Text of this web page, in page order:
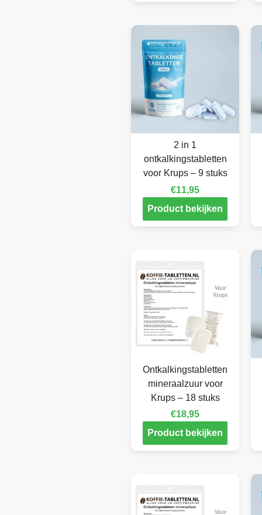
2 in 1
ontkalkingstabletten
voor Krups – 9 stuks
€11,95
Product bekijken
Ontkalkingstabletten
mineraalzuur voor
Krups – 18 stuks
€18,95
Product bekijken